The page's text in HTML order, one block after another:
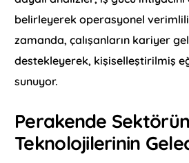
belirleyerek operasyonel
zamanda, çalışanların kariyer
destekleyerek, kişiselleştirilmiş
sunuyor.
Perakende
Teknolojilerinin